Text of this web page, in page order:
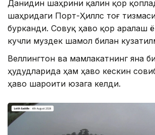
Данидин шаҳрини қалин қор
шаҳридаги Порт-Ҳиллс тоғ
бурканди. Совуқ ҳаво қор аралаш
кучли муздек шамол билан
Веллингтон ва мамлакатнинг яна
ҳудудларида ҳам ҳаво кескин
ҳаво шароити юзага келди.